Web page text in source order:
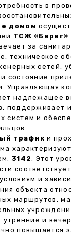
в
домом
ТСЖ «Берег»
за
техническое
сетей,
состояние
Управляющая
надлежащее
поддерживает
систем и
трафик и
3142. Этот
и
объекта
маршрутов,
утренние и
повышается